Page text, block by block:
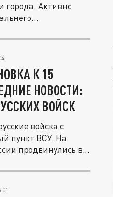
города. Активно
К 15
НОВОСТИ:
ВОЙСК
войска с
пункт ВСУ. На
продвинулись в...